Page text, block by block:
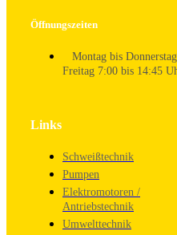
Öffnungszeiten
Montag bis
Freitag 7:00 bis 14:45
Links
Schweißtechnik
Pumpen
Elektromotoren /
Antriebstechnik
Umwelttechnik